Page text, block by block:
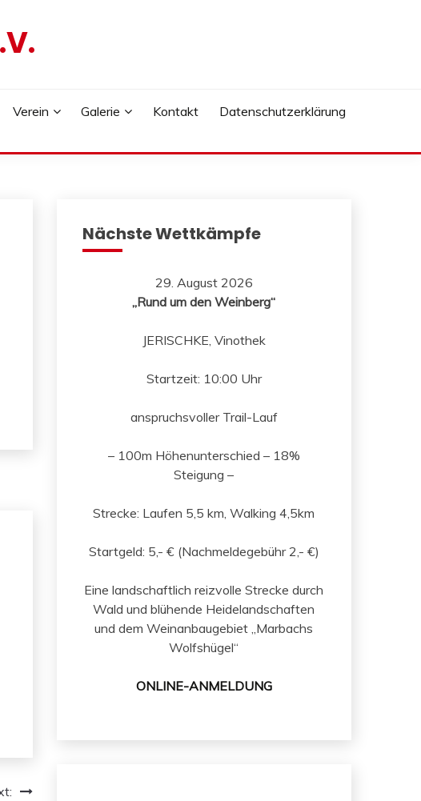
Verein Galerie Kontakt
Datenschutzerklärung
Nächste Wettkämpfe
29. August 2026
„Rund um den Weinberg“
JERISCHKE, Vinothek
Startzeit: 10:00 Uhr
anspruchsvoller Trail-Lauf
– 100m Höhenunterschied – 18%
Steigung –
Strecke: Laufen 5,5 km, Walking 4,5km
Startgeld: 5,- € (Nachmeldegebühr 2,- €)
Eine landschaftlich reizvolle Strecke durch
Wald und blühende Heidelandschaften
und dem Weinanbaugebiet „Marbachs
Wolfshügel“
ONLINE-ANMELDUNG